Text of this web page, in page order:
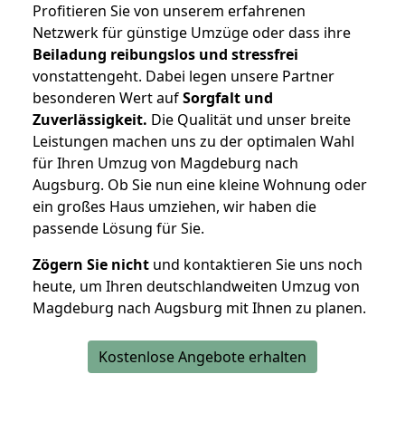
Profitieren Sie von unserem erfahrenen
Netzwerk für günstige Umzüge oder dass ihre
Beiladung reibungslos und stressfrei
vonstattengeht. Dabei legen unsere Partner
besonderen Wert aufSorgfalt und
Zuverlässigkeit. Die Qualität und unser breite
Leistungen machen uns zu der optimalen Wahl
für Ihren Umzug von Magdeburg nach
Augsburg. Ob Sie nun eine kleine Wohnung oder
ein großes Haus umziehen, wir haben die
passende Lösung für Sie.
Zögern Sie nicht und kontaktieren Sie uns noch
heute, um Ihren deutschlandweiten Umzug von
Magdeburg nach Augsburg mit Ihnen zu planen.
Kostenlose Angebote erhalten